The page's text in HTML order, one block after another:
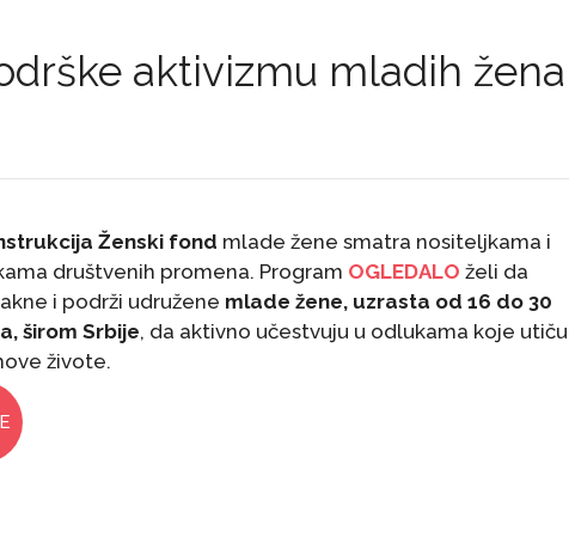
aktivizmu mladih žena
Ženski fond mlade žene smatra nositeljkama i
društvenih promena. Program OGLEDALO želi da
i podrži udružene mlade žene, uzrasta od 16 do 30
širom Srbije, da aktivno učestvuju u odlukama koje utiču
živote.